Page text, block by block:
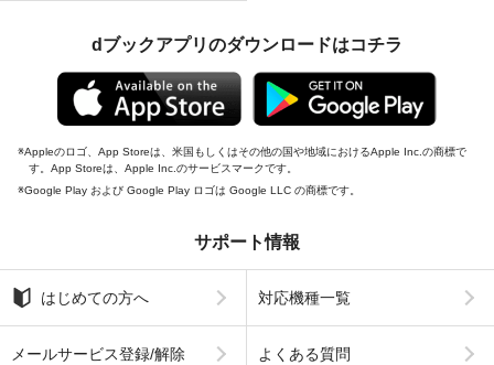
dブックアプリのダウンロードはコチラ
Appleのロゴ、App Storeは、米国もしくはその他の国や地域におけるApple Inc.の商標で
す。App Storeは、Apple Inc.のサービスマークです。
Google Play および Google Play ロゴは Google LLC の商標です。
サポート情報
はじめての方へ 対応機種一覧
メールサービス登録/解除 よくある質問